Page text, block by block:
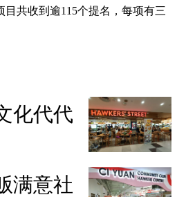
共收到逾115个提名，每项有三
化代代
满意社